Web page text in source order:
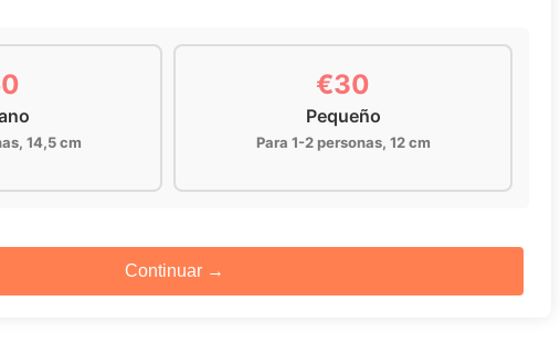
14,5 cm
€30
Pequeño
Para 1-2 personas, 12 cm
Continuar →